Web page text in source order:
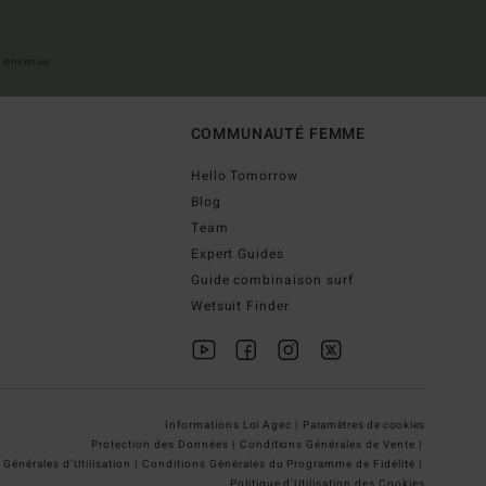
COMMUNAUTÉ FEMME
Hello Tomorrow
Blog
Team
Expert Guides
Guide combinaison surf
Wetsuit Finder
Informations Loi Agec | Paramètres de cookies
Protection des Données | Conditions Générales de Vente |
d'Utilisation | Conditions Générales du Programme de Fidélité |